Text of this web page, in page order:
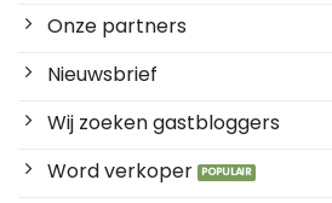
Onze partners
Nieuwsbrief
Wij zoeken gastbloggers
Word verkoper